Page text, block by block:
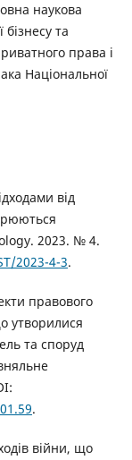
наукова
бізнесу та
права і
Національної
від
2023. № 4.
2023-4-3.
правового
утворилися
та споруд
.
війни, що